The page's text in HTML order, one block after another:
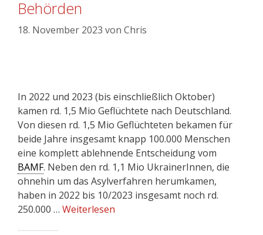
Behörden
18. November 2023 von Chris
In 2022 und 2023 (bis einschließlich Oktober)
kamen rd. 1,5 Mio Geflüchtete nach Deutschland.
Von diesen rd. 1,5 Mio Geflüchteten bekamen für
beide Jahre insgesamt knapp 100.000 Menschen
eine komplett ablehnende Entscheidung vom
BAMF. Neben den rd. 1,1 Mio UkrainerInnen, die
ohnehin um das Asylverfahren herumkamen,
haben in 2022 bis 10/2023 insgesamt noch rd.
250.000 … Weiterlesen